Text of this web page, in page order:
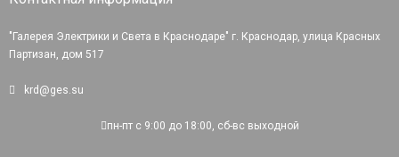
"Галерея Электрики и Света в Краснодаре" г. Краснодар, улица Красных
Партизан, дом 517
krd@ges.su
пн-пт с 9:00 до 18:00, сб-вс выходной